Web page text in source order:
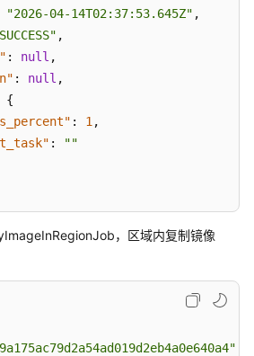
"2026-04-14T02:37:53.645Z" ,
,
: null ,
: null ,
{
: 1 ,
:
""
，区域内复制镜像